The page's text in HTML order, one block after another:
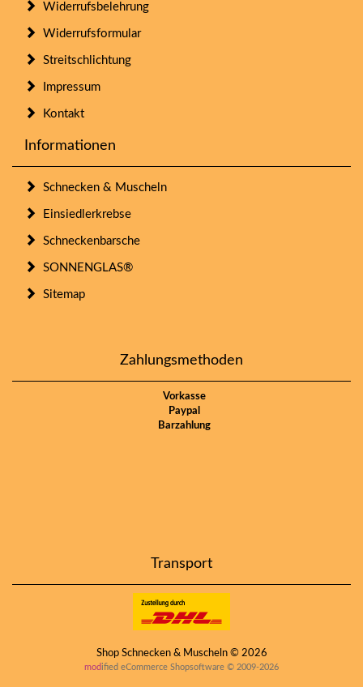
Widerrufsbelehrung
Widerrufsformular
Streitschlichtung
Impressum
Kontakt
Informationen
Schnecken & Muscheln
Einsiedlerkrebse
Schneckenbarsche
SONNENGLAS®
Sitemap
Zahlungsmethoden
Vorkasse
Paypal
Barzahlung
Transport
Shop Schnecken & Muscheln © 2026
modified eCommerce Shopsoftware © 2009-2026